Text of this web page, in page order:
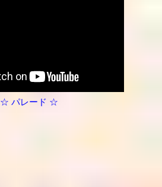
☆ パレード ☆